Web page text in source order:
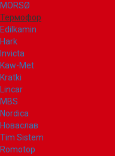
MORSØ
Термофор
Edilkamin
Hark
Invicta
Kaw-Met
Kratki
Lincar
MBS
Nordica
Новаслав
Tim Sistem
Romotop